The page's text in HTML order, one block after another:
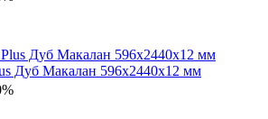
Дуб Макалан 596х2440х12 мм